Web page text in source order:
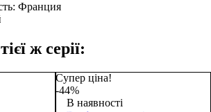
Франция
ж серії:
Супер ціна!
-44%
В наявності